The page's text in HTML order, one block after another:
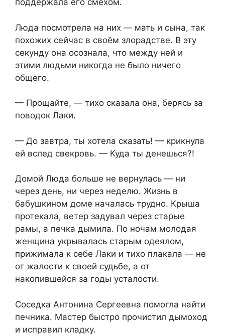
поддержала его смехом.
Люда посмотрела на них — мать и сына, так
похожих сейчас в своём злорадстве. В эту
секунду она осознала, что между ней и
этими людьми никогда не было ничего
общего.
— Прощайте, — тихо сказала она, берясь за
поводок Лаки.
— До завтра, ты хотела сказать! — крикнула
ей вслед свекровь. — Куда ты денешься?!
Домой Люда больше не вернулась — ни
через день, ни через неделю. Жизнь в
бабушкином доме началась трудно. Крыша
протекала, ветер задувал через старые
рамы, а печка дымила. По ночам молодая
женщина укрывалась старым одеялом,
прижимала к себе Лаки и тихо плакала — не
от жалости к своей судьбе, а от
накопившейся за годы усталости.
Соседка Антонина Сергеевна помогла найти
печника. Мастер быстро прочистил дымоход
и исправил кладку.